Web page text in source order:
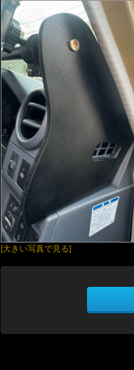
[大きい写真で見る]